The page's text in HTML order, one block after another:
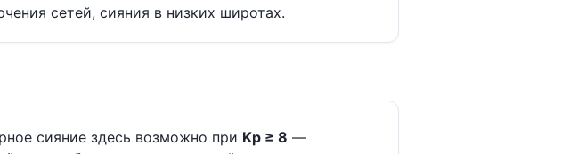
сетей, сияния в низких широтах.
сияние здесь возможно при Kp ≥ 8 —